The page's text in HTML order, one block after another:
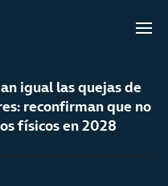
igual las quejas de
reconfirman que no
físicos en 2028